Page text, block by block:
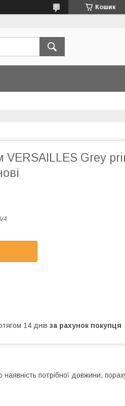
Кошик
VERSAILLES Grey
14 днів за рахунок покупця
потрібної довжини,